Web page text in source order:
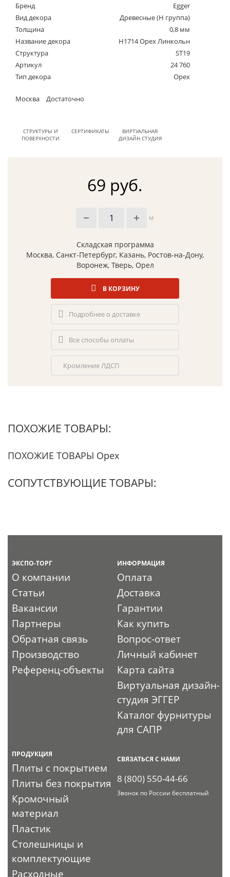
Бренд
Egger
Вид декора
Древесные (Н группа)
Толщина
0,8 мм
Название декора
H1714 Орех Линкольн
Структура
ST19
Артикул
24 760
Тип декора
Орех
Москва Достаточно
СТРУКТУРЫ И
ПОВЕРХНОСТИ
СЕРТИФИКАТЫ
ВИРТУАЛЬНАЯ
ДИЗАЙН СТУДИЯ
69 руб.
м
Складская программа
Москва, Санкт-Петербург, Казань, Ростов-на-Дону,
Воронеж, Тверь, Орел
В КОРЗИНУ
Подробнее о доставке
Все способы оплаты
Кромление ЛДСП
ПОХОЖИЕ ТОВАРЫ:
ПОХОЖИЕ ТОВАРЫ Орех
СОПУТСТВУЮЩИЕ ТОВАРЫ:
ЭКСПО-ТОРГ
О компании
Статьи
Вакансии
Партнеры
Обратная связь
Производство
Референц-объекты
ИНФОРМАЦИЯ
Оплата
Доставка
Гарантии
Как купить
Вопрос-ответ
Личный кабинет
Карта сайта
Виртуальная дизайн-
студия ЭГГЕР
Каталог фурнитуры
для САПР
ПРОДУКЦИЯ
Плиты с покрытием
Плиты без покрытия
Кромочный
материал
Пластик
Столешницы и
комплектующие
Расходные
СВЯЗАТЬСЯ С НАМИ
8 (800) 550-44-66
Звонок по России бесплатный